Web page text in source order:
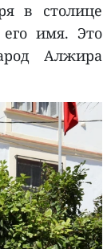
в столице
имя. Это
Алжира